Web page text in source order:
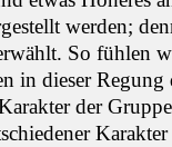
werden;
So fühlen
in dieser Regung
der